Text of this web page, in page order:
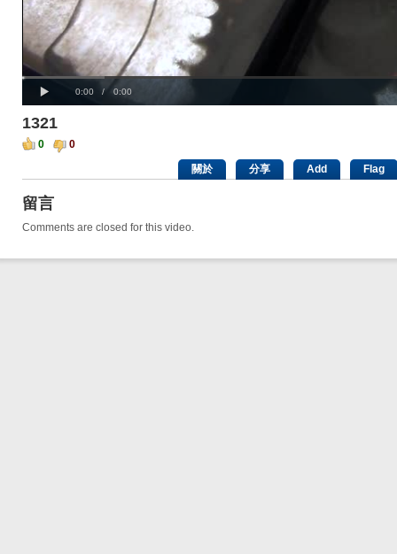
Current
0:00 / Duration
0:00
Loaded: 0%
Progress:
0%
00:00
1321
0
0
關於
分享 Add Flag
留言
Comments are closed for this video.